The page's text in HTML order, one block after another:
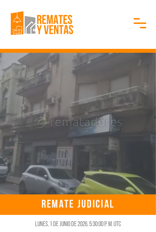
REMATE JUDICIAL
lunes, 1 de junio de 2026, 5:30:00 p. m. UTC